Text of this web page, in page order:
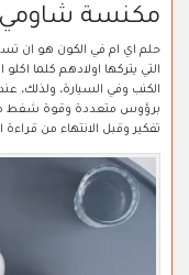
مكنسة شاومي
حلم اي ام في الكون هو ان
التي يتركها اولادهم كلما
الكنب وفي السيارة، ولذلك،
برؤوس متعددة وقوة شفط
تفكير وقبل الانتهاء من